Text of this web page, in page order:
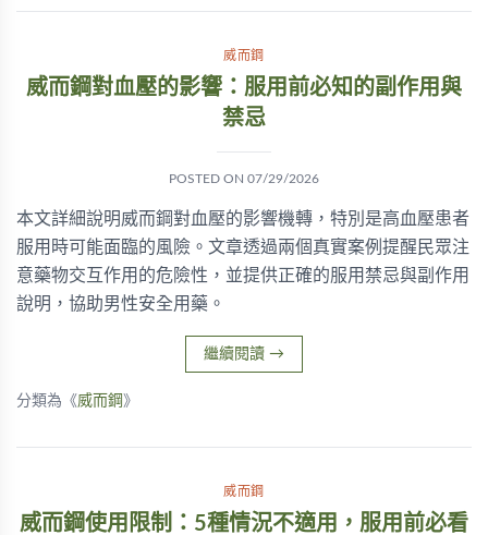
威而鋼
威而鋼對血壓的影響：服用前必知的副作用與
禁忌
POSTED ON 07/29/2026
本文詳細說明威而鋼對血壓的影響機轉，特別是高血壓患者
服用時可能面臨的風險。文章透過兩個真實案例提醒民眾注
意藥物交互作用的危險性，並提供正確的服用禁忌與副作用
說明，協助男性安全用藥。
繼續閱讀 →
分類為《威而鋼 》
威而鋼
威而鋼使用限制：5種情況不適用，服用前必看